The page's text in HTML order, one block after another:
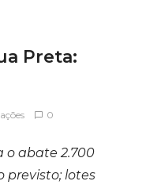
Preta:
0
o abate 2.700
previsto; lotes